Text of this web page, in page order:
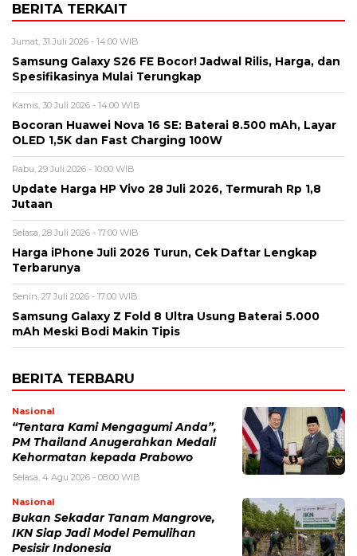
BERITA TERKAIT
Jumat, 31 Juli 2026 - 14:00 WIB
Samsung Galaxy S26 FE Bocor! Jadwal Rilis, Harga, dan
Spesifikasinya Mulai Terungkap
Kamis, 30 Juli 2026 - 14:00 WIB
Bocoran Huawei Nova 16 SE: Baterai 8.500 mAh, Layar
OLED 1,5K dan Fast Charging 100W
Rabu, 29 Juli 2026 - 10:00 WIB
Update Harga HP Vivo 28 Juli 2026, Termurah Rp 1,8
Jutaan
Selasa, 28 Juli 2026 - 17:00 WIB
Harga iPhone Juli 2026 Turun, Cek Daftar Lengkap
Terbarunya
Senin, 27 Juli 2026 - 17:00 WIB
Samsung Galaxy Z Fold 8 Ultra Usung Baterai 5.000
mAh Meski Bodi Makin Tipis
BERITA TERBARU
Nasional
“Tentara Kami Mengagumi Anda”,
PM Thailand Anugerahkan Medali
Kehormatan kepada Prabowo
Selasa, 4 Agu 2026 - 08:00 WIB
Nasional
Bukan Sekadar Tanam Mangrove,
IKN Siap Jadi Model Pemulihan
Pesisir Indonesia